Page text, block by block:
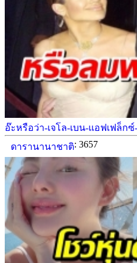
อ๊ะหรือว่า-เจโล-เบน-แอฟเฟล็ก
ดารานานาชาติ: 3657